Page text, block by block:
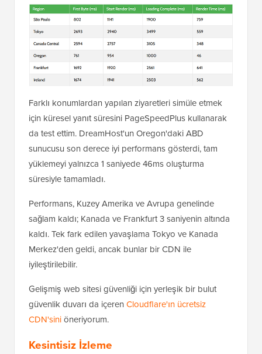
Farklı konumlardan yapılan ziyaretleri simüle etmek
için küresel yanıt süresini PageSpeedPlus kullanarak
da test ettim. DreamHost'un Oregon'daki ABD
sunucusu son derece iyi performans gösterdi, tam
yüklemeyi yalnızca 1 saniyede 46ms oluşturma
süresiyle tamamladı.
Performans, Kuzey Amerika ve Avrupa genelinde
sağlam kaldı; Kanada ve Frankfurt 3 saniyenin altında
kaldı. Tek fark edilen yavaşlama Tokyo ve Kanada
Merkez'den geldi, ancak bunlar bir CDN ile
iyileştirilebilir.
Gelişmiş web sitesi güvenliği için yerleşik bir bulut
güvenlik duvarı da içeren Cloudflare'ın ücretsiz
CDN'siniöneriyorum.
Kesintisiz İzleme